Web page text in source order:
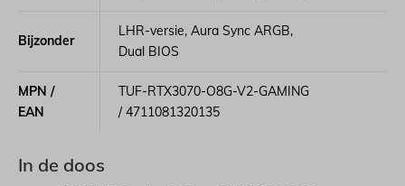
Bijzonder
LHR-versie, Aura Sync ARGB,
Dual BIOS
MPN /
EAN
TUF-RTX3070-O8G-V2-GAMING
/ 4711081320135
In de doos